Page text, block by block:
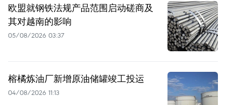
欧盟就钢铁法规产品范围启动磋商及
其对越南的影响
05/08/2026 03:37
榕橘炼油厂新增原油储罐竣工投运
04/08/2026 11:13